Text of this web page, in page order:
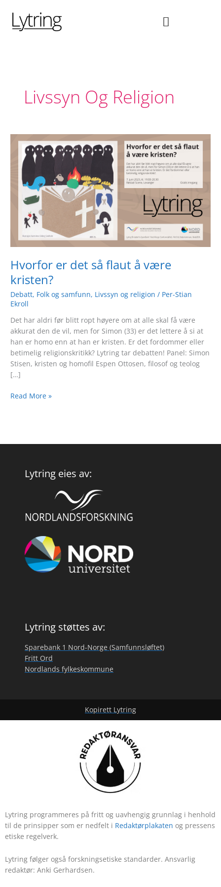
Livssyn Og Religion
Hvorfor er det så flaut å være
kristen?
Debatt, Folk og samfunn, Livssyn og religion / Per-Stian
Ekroll
Det har aldri før blitt ropt høyere om at alle skal få være
akkurat den de vil, men for Simon (33) er det lettere å si at
han er homo enn at han er kristen. Er det fordommer eller
betimelig religionskritikk? Lytring tar debatten! Panel: Simon
Stisen, kristen og homofil Espen Ottosen, filosof og teolog
[…]
Hvorfor
flaut
være
kristen?
Read More »
Lytring eies av:
Lytring støttes av:
Sparebank 1 Nord-Norge (Samfunnsløftet)
Fritt Ord
Nordlands fylkeskommune
Kopirett Lytring
Lytring programmeres på fritt og uavhengig grunnlag i henhold
til de prinsipper som er nedfelt i Redaktørplakaten og pressens
etiske regelverk.
Lytring følger også forskningsetiske standarder. Ansvarlig
redaktør: Anki Gerhardsen.